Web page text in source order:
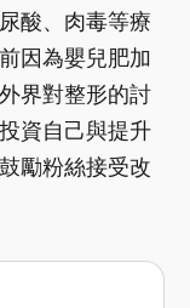
酸、肉毒等療
因為嬰兒肥加
界對整形的討
資自己與提升
勵粉絲接受改